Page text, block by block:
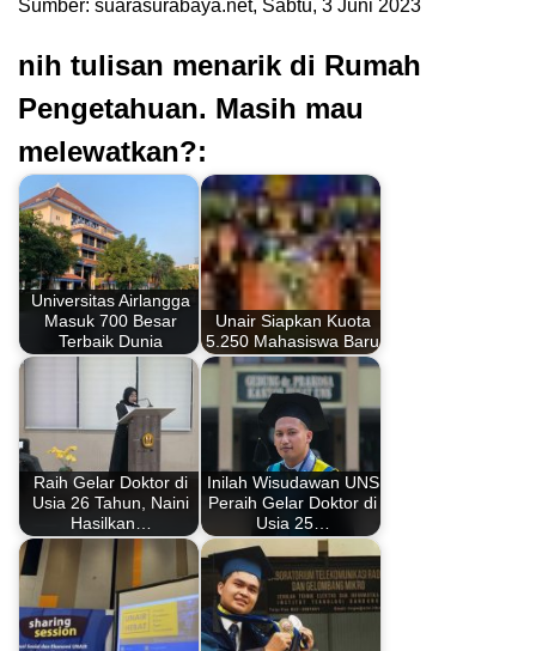
Sumber: suarasurabaya.net, Sabtu, 3 Juni 2023
nih tulisan menarik di Rumah
Pengetahuan. Masih mau
melewatkan?:
Universitas Airlangga
Masuk 700 Besar
Terbaik Dunia
Unair Siapkan Kuota
5.250 Mahasiswa Baru
Raih Gelar Doktor di
Usia 26 Tahun, Naini
Hasilkan…
Inilah Wisudawan UNS
Peraih Gelar Doktor di
Usia 25…